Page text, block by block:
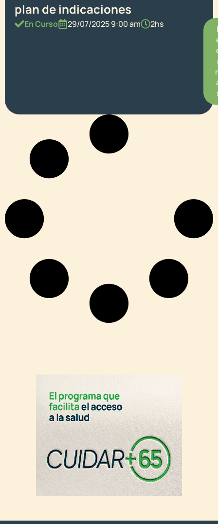
plan de indicaciones
En Curso 29/07/2025 9:00 am 2hs